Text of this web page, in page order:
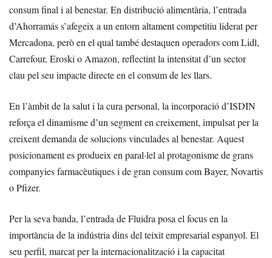
consum final i al benestar. En distribució alimentària, l’entrada
d’Ahorramás s’afegeix a un entorn altament competitiu liderat per
Mercadona, però en el qual també destaquen operadors com Lidl,
Carrefour, Eroski o Amazon, reflectint la intensitat d’un sector
clau pel seu impacte directe en el consum de les llars.
En l’àmbit de la salut i la cura personal, la incorporació d’ISDIN
reforça el dinamisme d’un segment en creixement, impulsat per la
creixent demanda de solucions vinculades al benestar. Aquest
posicionament es produeix en paral·lel al protagonisme de grans
companyies farmacèutiques i de gran consum com Bayer, Novartis
o Pfizer.
Per la seva banda, l’entrada de Fluidra posa el focus en la
importància de la indústria dins del teixit empresarial espanyol. El
seu perfil, marcat per la internacionalització i la capacitat